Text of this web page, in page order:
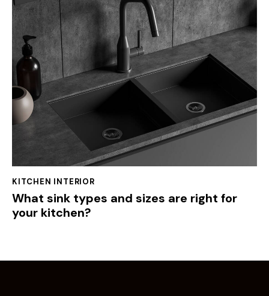
KITCHEN INTERIOR
What sink types and sizes are right for
your kitchen?